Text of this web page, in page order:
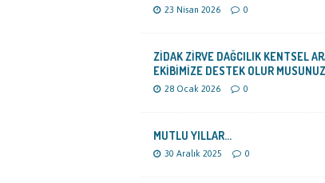
23 Nisan 2026 0
ZİDAK ZİRVE DAĞCILIK KENTSEL
EKİBİMİZE DESTEK OLUR
28 Ocak 2026 0
MUTLU YILLAR…
30 Aralık 2025 0